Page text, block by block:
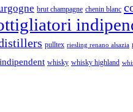
brut champagne chenin blanc
pulltex riesling renano alsazia
whisky whisky highland